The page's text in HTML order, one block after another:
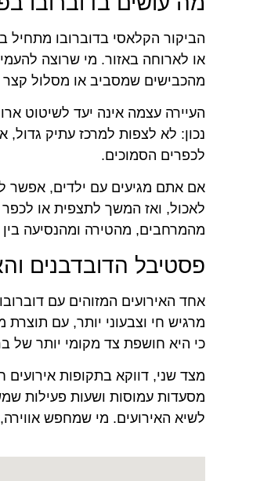
הביקור הקלאסי בדוברובו מתחיל
או לארוחה באזור. מי שרוצה
מהכבישים שמסביב או מסלול קצר
העיירה עצמה אינה יעד לשיטוט
נכון: לא לצפות למרכז עתיק גדול,
לכפרים הסמוכים.
אם אתם מגיעים עם ילדים, אפשר
לאכול, ואז המשך לתצפית או לכפר
מהמרחבים, מהטירה ומהנסיעה
פסטיבל הדובדבנים
אחד האירועים המזוהים עם
מרגיש חי וצבעוני יותר, עם תוצרת
כי היא חושפת צד מקומי יותר של
מצד שני, דווקא בתקופות
מסעדות עמוסות ושעות פעילות
לשיא האירועים. מי שמחפש